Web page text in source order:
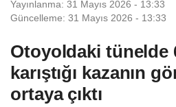
Yayınlanma: 31 Mayıs 2026 - 13:33
Güncelleme: 31 Mayıs 2026 - 13:33
Otoyoldaki tünelde
karıştığı kazanın
ortaya çıktı